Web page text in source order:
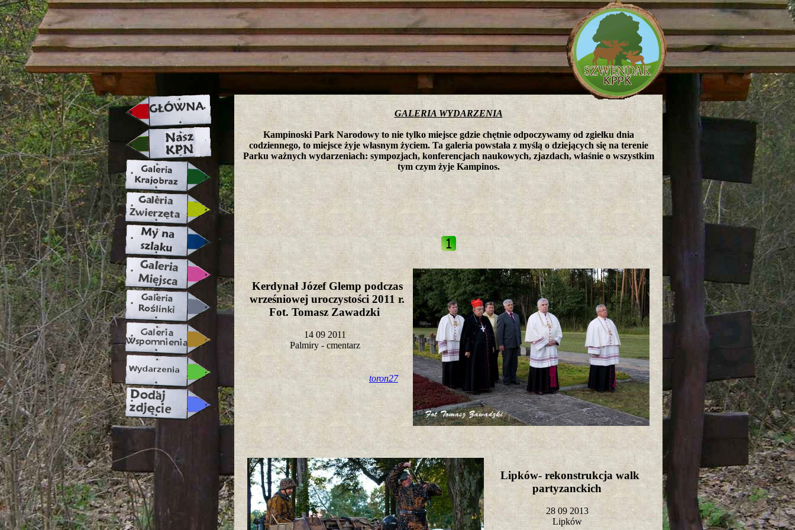
strona w naprawie zapraszamy jutro ;)
GALERIA WYDARZENIA
Kampinoski Park Narodowy to nie tylko miejsce gdzie chętnie odpoczywamy od zgiełku dnia
codziennego, to miejsce żyje własnym życiem. Ta galeria powstała z myślą o dziejących się na terenie
Parku ważnych wydarzeniach: sympozjach, konferencjach naukowych, zjazdach, właśnie o wszystkim
tym czym żyje Kampinos.
Kerdynał Józef Glemp podczas
wrześniowej uroczystości 2011 r.
Fot. Tomasz Zawadzki
14 09 2011
Palmiry - cmentarz
toron27
Lipków- rekonstrukcja walk
partyzanckich
28 09 2013
Lipków